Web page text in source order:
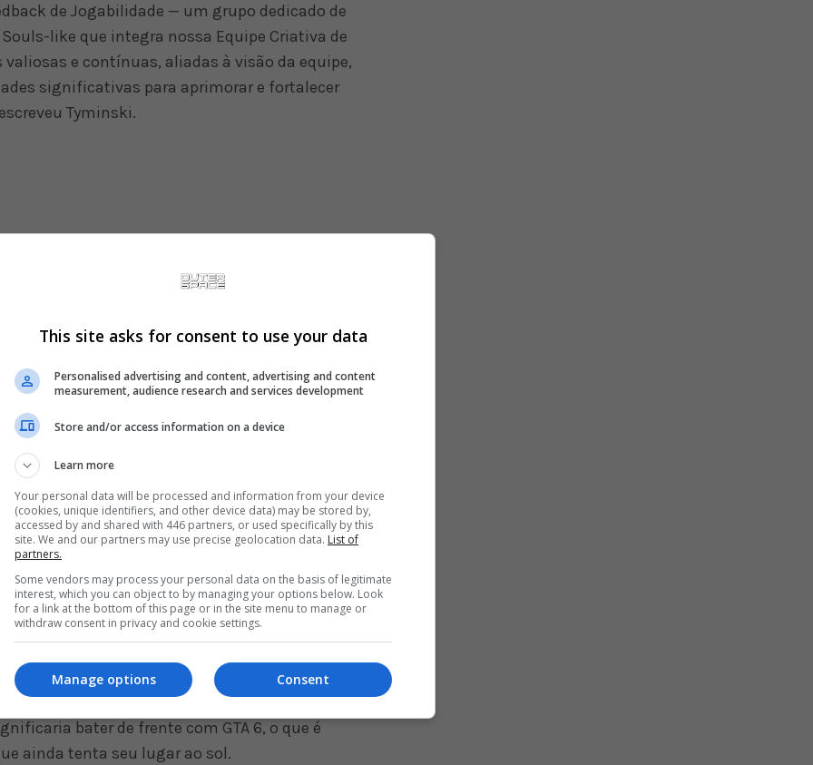
de Jogabilidade — um grupo dedicado de
like que integra nossa Equipe Criativa de
e contínuas, aliadas à visão da equipe,
significativas para aprimorar e fortalecer
Tyminski.
mais tempo para integração, iteração e
entregue a mais alta qualidade possível no
lançamento também posiciona
II fora do período de festas de fim de ano, que
que o jogo receba a atenção dedicada
decidido adiar Lords of the Fallen 2 para 2027,
2026 se encontra abarrotado com lançamentos
enquanto novembro inteiro está tomado por
saia apenas em 19 de novembro. Naturalmente,
bater de frente com GTA 6, o que é
ainda tenta seu lugar ao sol.
This site asks for consent to use your data
Personalised advertising and content, advertising and content
measurement, audience research and services development
Store and/or access information on a device
Learn more
Your personal data will be processed and information from your device
(cookies, unique identifiers, and other device data) may be stored by,
accessed by and shared with 446 partners, or used specifically by this
site. We and our partners may use precise geolocation data. List of
partners.
Some vendors may process your personal data on the basis of legitimate
interest, which you can object to by managing your options below. Look
for a link at the bottom of this page or in the site menu to manage or
withdraw consent in privacy and cookie settings.
Consent
Manage options